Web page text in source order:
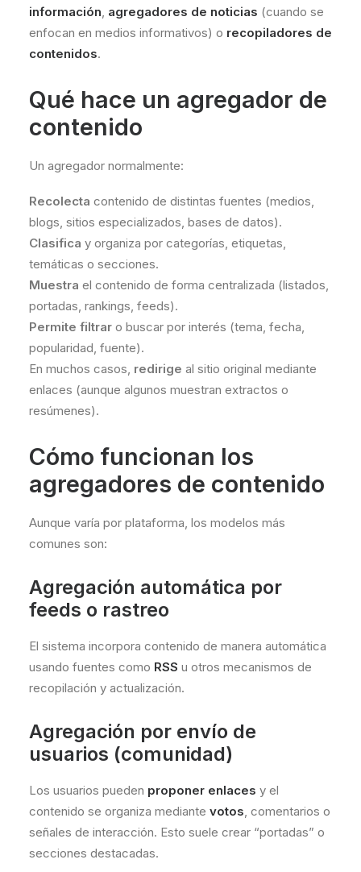
información, agregadores de noticias (cuando se
enfocan en medios informativos) o recopiladores de
contenidos.
Qué hace un agregador de
contenido
Un agregador normalmente:
Recolecta contenido de distintas fuentes (medios,
blogs, sitios especializados, bases de datos).
Clasifica y organiza por categorías, etiquetas,
temáticas o secciones.
Muestra el contenido de forma centralizada (listados,
portadas, rankings, feeds).
Permite filtrar o buscar por interés (tema, fecha,
popularidad, fuente).
En muchos casos, redirige al sitio original mediante
enlaces (aunque algunos muestran extractos o
resúmenes).
Cómo funcionan los
agregadores de contenido
Aunque varía por plataforma, los modelos más
comunes son:
Agregación automática por
feeds o rastreo
El sistema incorpora contenido de manera automática
usando fuentes como RSS u otros mecanismos de
recopilación y actualización.
Agregación por envío de
usuarios (comunidad)
Los usuarios pueden proponer enlaces y el
contenido se organiza mediante votos, comentarios o
señales de interacción. Esto suele crear “portadas” o
secciones destacadas.